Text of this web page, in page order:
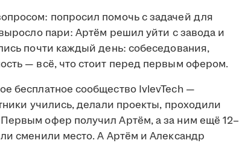
попросил помочь с задачей для
пари: Артём решил уйти с завода и
почти каждый день: собеседования,
— всё, что стоит перед первым офером.
бесплатное сообщество IvlevTech —
учились, делали проекты, проходили
офер получил Артём, а за ним ещё 12–
сменили место. А Артём и Александр